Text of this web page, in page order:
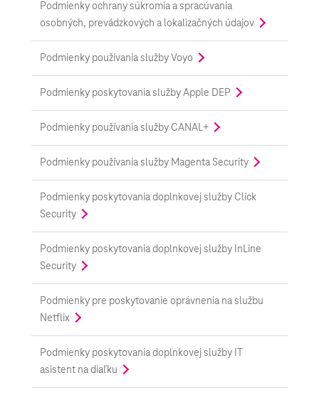
Podmienky ochrany súkromia a spracúvania
osobných, prevádzkových a lokalizačných údajov
Podmienky používania služby Voyo
Podmienky poskytovania služby Apple DEP
Podmienky používania služby CANAL+
Podmienky používania služby Magenta Security
Podmienky poskytovania doplnkovej služby Click
Security
Podmienky poskytovania doplnkovej služby InLine
Security
Podmienky pre poskytovanie oprávnenia na službu
Netflix
Podmienky poskytovania doplnkovej služby IT
asistent na diaľku